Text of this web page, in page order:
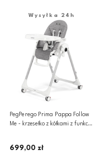
PegPerego Prima Pappa Follow
Me - krzesełko z kółkami z funkcją
699,00 zł
Wysyłka 24h